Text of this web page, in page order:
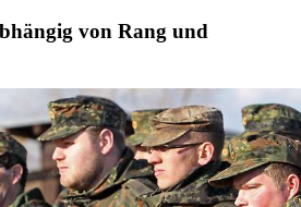
von Rang und